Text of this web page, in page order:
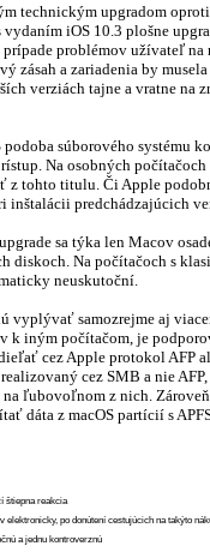
technickým upgradom
iOS 10.3 plošne
problémov užívateľ
zásah a zariadenia by
verziách tajne a vratne na
podoba súborového systému
Na osobných
z tohto titulu. Či Apple
inštalácii predchádzajúcich
sa týka len Macov
diskoch. Na počítačoch s
neuskutoční.
vyplývať samozrejme aj
k iným počítačom, je
cez Apple protokol AFP
cez SMB a nie
ľubovoľnom z nich.
dáta z macOS partícií s
štiepna reakcia
elektronicky, po donútení cestujúcich na takýto
a jednu kontroverznú